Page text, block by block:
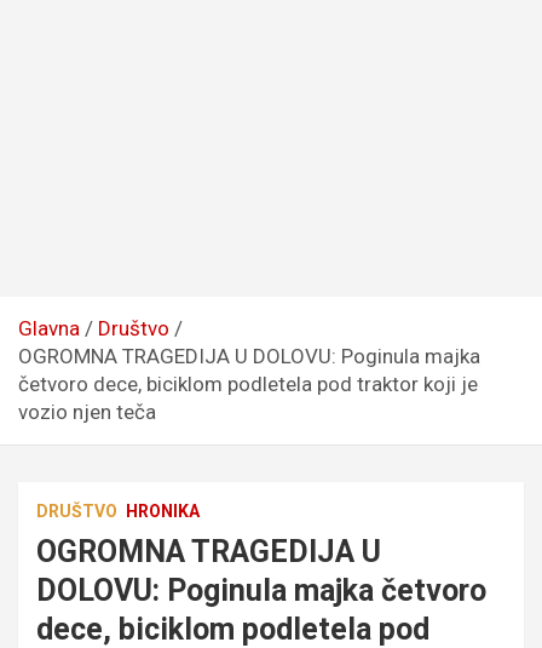
Glavna
Društvo
OGROMNA TRAGEDIJA U DOLOVU: Poginula majka
četvoro dece, biciklom podletela pod traktor koji je
vozio njen teča
DRUŠTVO HRONIKA
OGROMNA TRAGEDIJA U
DOLOVU: Poginula majka četvoro
dece, biciklom podletela pod